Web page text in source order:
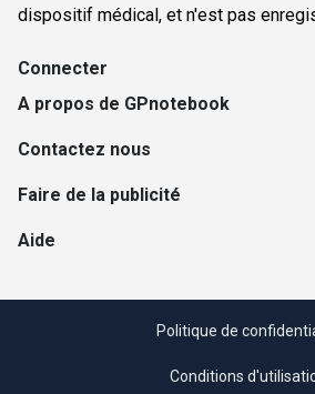
dispositif médical, et n'est pas
Connecter
A propos de GPnotebook
Contactez nous
Faire de la publicité
Aide
Politique de
Conditions